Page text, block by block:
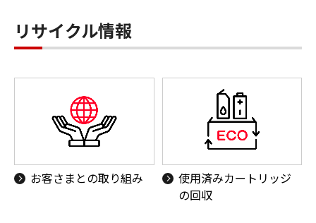
リサイクル情報
お客さまとの取り組み
使用済みカートリッジ
の回収